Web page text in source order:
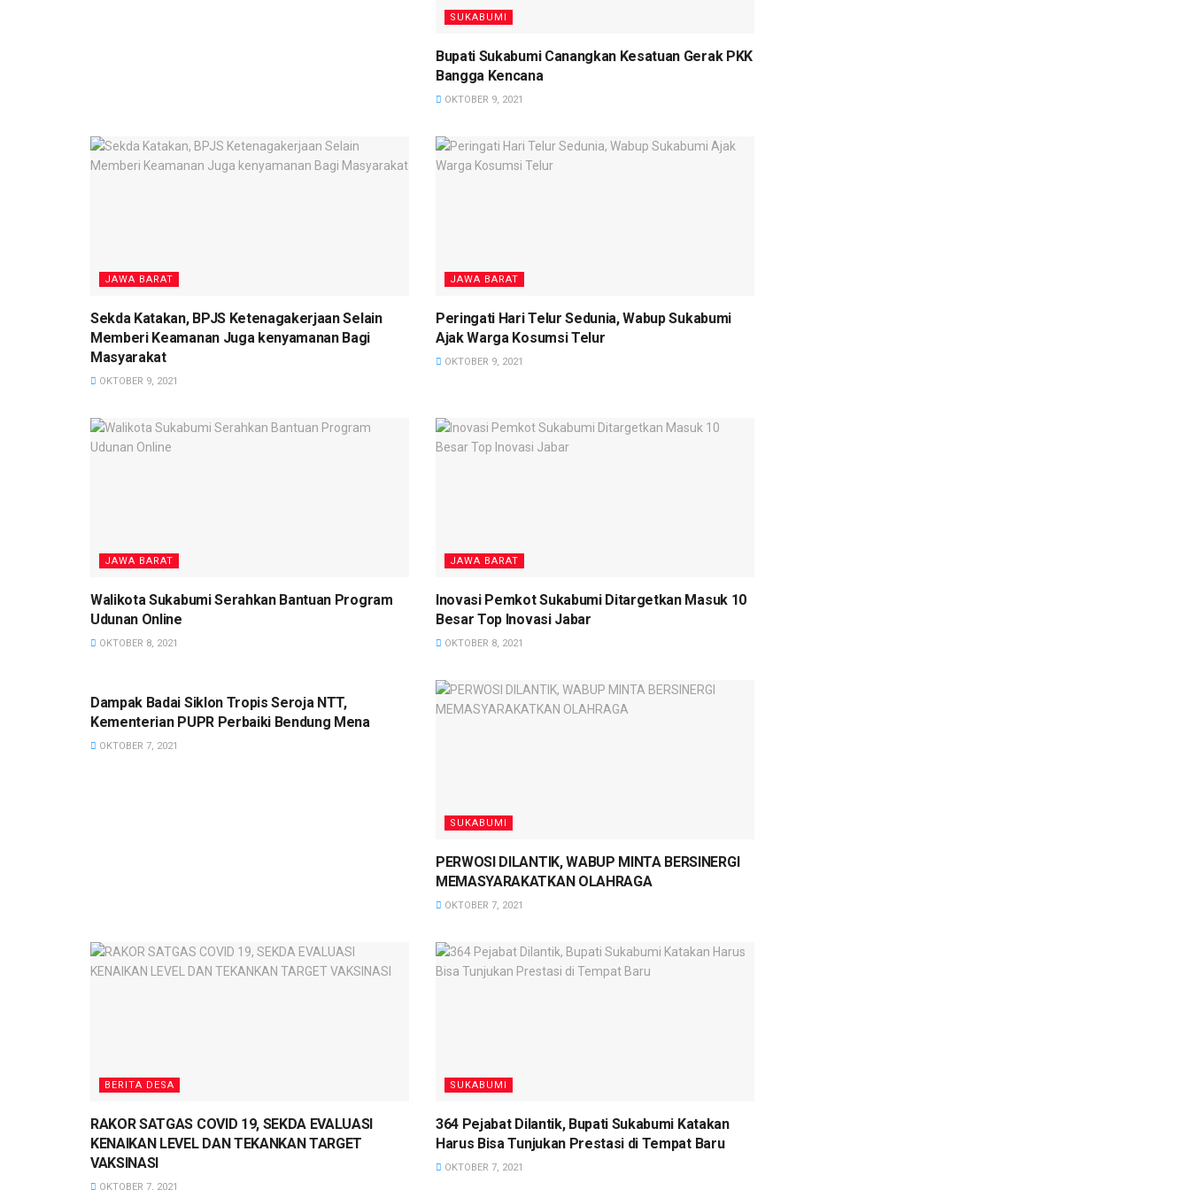
SUKABUMI
Bupati Sukabumi Canangkan Kesatuan Gerak PKK
Bangga Kencana
OKTOBER 9, 2021
JAWA BARAT
Sekda Katakan, BPJS Ketenagakerjaan Selain
Memberi Keamanan Juga kenyamanan Bagi
Masyarakat
OKTOBER 9, 2021
JAWA BARAT
Peringati Hari Telur Sedunia, Wabup Sukabumi
Ajak Warga Kosumsi Telur
OKTOBER 9, 2021
JAWA BARAT
Walikota Sukabumi Serahkan Bantuan Program
Udunan Online
OKTOBER 8, 2021
JAWA BARAT
Inovasi Pemkot Sukabumi Ditargetkan Masuk 10
Besar Top Inovasi Jabar
OKTOBER 8, 2021
Dampak Badai Siklon Tropis Seroja NTT,
Kementerian PUPR Perbaiki Bendung Mena
OKTOBER 7, 2021
SUKABUMI
PERWOSI DILANTIK, WABUP MINTA BERSINERGI
MEMASYARAKATKAN OLAHRAGA
OKTOBER 7, 2021
BERITA DESA
RAKOR SATGAS COVID 19, SEKDA EVALUASI
KENAIKAN LEVEL DAN TEKANKAN TARGET
VAKSINASI
OKTOBER 7, 2021
SUKABUMI
364 Pejabat Dilantik, Bupati Sukabumi Katakan
Harus Bisa Tunjukan Prestasi di Tempat Baru
OKTOBER 7, 2021